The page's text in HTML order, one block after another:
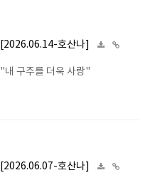
[2026.06.14-호산나]
"내 구주를 더욱 사랑"
[2026.06.07-호산나]